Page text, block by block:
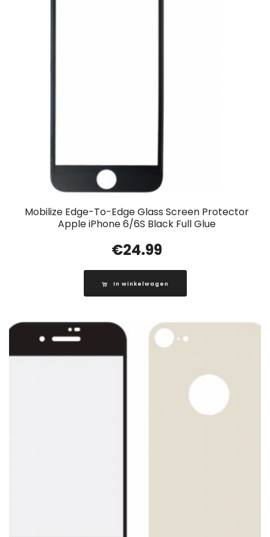
Mobilize Edge-To-Edge Glass Screen Protector
Apple iPhone 6/6S Black Full Glue
€24.99
In winkelwagen